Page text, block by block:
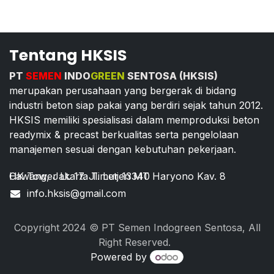
Tentang HKSIS
PT SEMEN INDOGREEN SENTOSA (HKSIS)
merupakan perusahaan yang bergerak di bidang
industri beton siap pakai yang berdiri sejak tahun 2012.
HKSIS memiliki spesialisasi dalam memproduksi beton
readymix & precast berkualitas serta pengelolaan
manajemen sesuai dengan kebutuhan pekerjaan.
HK Tower Lt. 17. Jl. Letjen MT Haryono Kav. 8 Cawang, Jakarta Timur 13340
info.hksis@gmail.com
Copyright 2024 © PT Semen Indogreen Sentosa, All
Right Reserved.
Powered by